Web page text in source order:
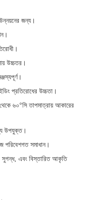
জন্য।
উচ্চতর।
প্রতিরোধের উচ্চতা।
৬০°সি তাপমাত্রায় আকারের
উপযুক্ত।
পরিবেশগত সমাধান।
সুগন্ধ, এবং বিস্তারিত আকৃতি